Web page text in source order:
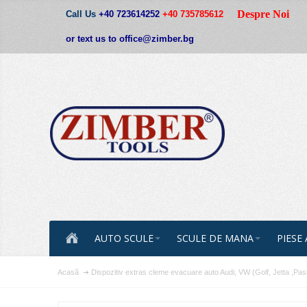
Call Us +40 723614252 +40 735785612
or text us to office@zimber.bg
Despre Noi
AUTO SCULE SCULE DE MANA
Acasă Dispozitiv extras cleme evacuare auto Audi, VW (Golf, Jetta